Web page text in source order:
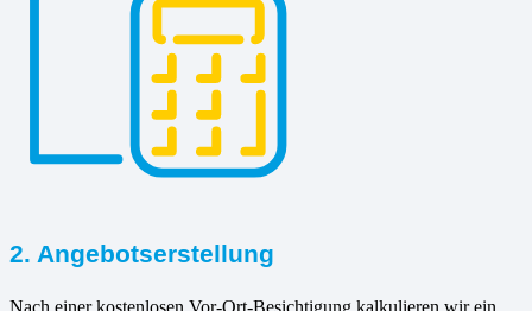
2. Angebotserstellung
Nach einer kostenlosen Vor-Ort-Besichtigung kalkulieren wir ein